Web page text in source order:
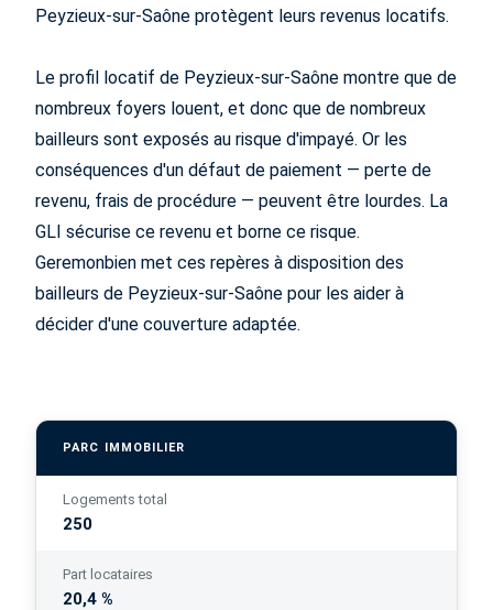
Peyzieux-sur-Saône protègent leurs revenus locatifs.
Le profil locatif de Peyzieux-sur-Saône montre que de
nombreux foyers louent, et donc que de nombreux
bailleurs sont exposés au risque d'impayé. Or les
conséquences d'un défaut de paiement — perte de
revenu, frais de procédure — peuvent être lourdes. La
GLI sécurise ce revenu et borne ce risque.
Geremonbien met ces repères à disposition des
bailleurs de Peyzieux-sur-Saône pour les aider à
décider d'une couverture adaptée.
PARC IMMOBILIER
Logements total
250
Part locataires
20,4 %